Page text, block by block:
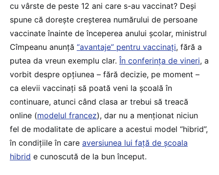
cu vârste de peste 12 ani care s-au vaccinat? Deși
spune că dorește creșterea numărului de persoane
vaccinate înainte de începerea anului școlar, ministrul
Cîmpeanu anunță “avantaje” pentru vaccinați, fără a
putea da vreun exemplu clar. În conferința de vineri, a
vorbit despre opțiunea – fără decizie, pe moment –
ca elevii vaccinați să poată veni la școală în
continuare, atunci când clasa ar trebui să treacă
online (modelul francez), dar nu a menționat niciun
fel de modalitate de aplicare a acestui model “hibrid”,
în condițiile în care aversiunea lui față de școala
hibrid e cunoscută de la bun început.